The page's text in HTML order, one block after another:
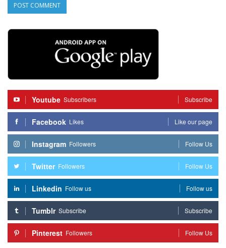
Youtube Subscribers Subscribe
Facebook Likes Like our page
Instagram Followers Follow Us
Twitter Followers Follow Us
Linkedin Follow us Follow us
Tumblr Subscribe Subscribe
Pinterest Followers Follow Us